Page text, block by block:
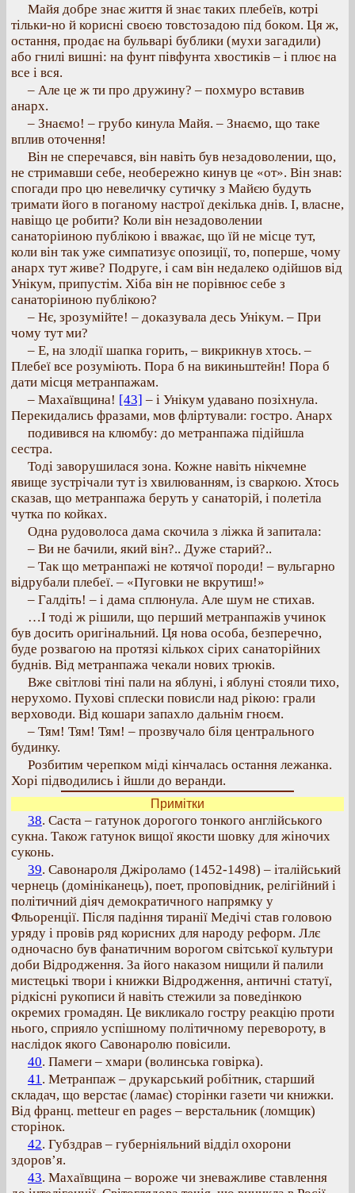
Майя добре знає життя й знає таких плебеїв, котрі
тільки-но й корисні своєю товстозадою під боком. Ця ж,
остання, продає на бульварі бублики (мухи загадили)
або гнилі вишні: на фунт півфунта хвостиків – і плює на
все і вся.
– Але це ж ти про дружину? – похмуро вставив
анарх.
– Знаємо! – грубо кинула Майя. – Знаємо, що таке
вплив оточення!
Він не сперечався, він навіть був незадоволении, що,
не стримавши себе, необережно кинув це «от». Він знав:
спогади про цю невеличку сутичку з Майєю будуть
тримати його в поганому настрої декілька днів. І, власне,
навіщо це робити? Коли він незадоволении
санаторіиною публікою і вважає, що їй не місце тут,
коли він так уже симпатизує опозиції, то, поперше, чому
анарх тут живе? Подруге, і сам він недалеко одійшов від
Унікум, припустім. Хіба він не порівнює себе з
санаторіиною публікою?
– Нє, зрозумійте! – доказувала десь Унікум. – При
чому тут ми?
– Е, на злодії шапка горить, – викрикнув хтось. –
Плебеї все розуміють. Пора б на викиньштейн! Пора б
дати місця метранпажам.
– Махаївщина! [43] – і Унікум удавано позіхнула.
Перекидались фразами, мов фліртували: гостро. Анарх
подивився на клюмбу: до метранпажа підійшла
сестра.
Тоді заворушилася зона. Кожне навіть нікчемне
явище зустрічали тут із хвилюванням, із сваркою. Хтось
сказав, що метранпажа беруть у санаторій, і полетіла
чутка по койках.
Одна рудоволоса дама скочила з ліжка й запитала:
– Ви не бачили, який він?.. Дуже старий?..
– Так що метранпажі не котячої породи! – вульгарно
відрубали плебеї. – «Пуговки не вкрутиш!»
– Галдіть! – і дама сплюнула. Але шум не стихав.
…І тоді ж рішили, що перший метранпажів учинок
був досить оригінальний. Ця нова особа, безперечно,
буде розвагою на протязі кількох сірих санаторійних
буднів. Від метранпажа чекали нових трюків.
Вже світлові тіні пали на яблуні, і яблуні стояли тихо,
нерухомо. Пухові сплески повисли над рікою: грали
верховоди. Від кошари запахло дальнім гноєм.
– Тям! Тям! Тям! – прозвучало біля центрального
будинку.
Розбитим черепком міді кінчалась остання лежанка.
Хорі підводились і йшли до веранди.
Примітки
38. Саста – гатунок дорогого тонкого англійського
сукна. Також гатунок вищої якости шовку для жіночих
суконь.
39. Савонароля Джіроламо (1452-1498) – італійський
чернець (домініканець), поет, проповідник, релігійний і
політичний діяч демократичного напрямку у
Фльоренції. Після падіння тиранії Медічі став головою
уряду і провів ряд корисних для народу реформ. Ллє
одночасно був фанатичним ворогом світської культури
доби Відродження. За його наказом нищили й палили
мистецькі твори і книжки Відродження, античні статуї,
рідкісні рукописи й навіть стежили за поведінкою
окремих громадян. Це викликало гостру реакцію проти
нього, сприяло успішному політичному перевороту, в
наслідок якого Савонаролю повісили.
40. Памеги – хмари (волинська говірка).
41. Метранпаж – друкарський робітник, старший
складач, що верстає (ламає) сторінки газети чи книжки.
Від франц. metteur en pages – верстальник (ломщик)
сторінок.
42. Губздрав – губерніяльний відділ охорони
здоров’я.
43. Махаївщина – вороже чи зневажливе ставлення